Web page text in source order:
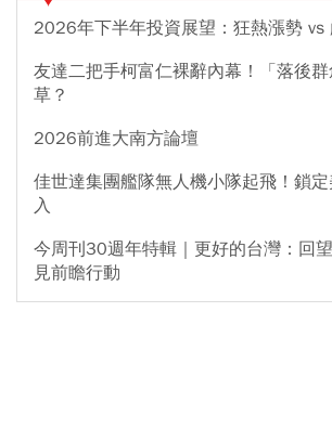
2026年下半年投資展望：狂熱漲勢 vs
友達二把手柯富仁裸辭內幕！「落後
草？
2026前進大南方論壇
佳世達集團艦隊無人機小隊起飛！鎖
入
今周刊30週年特輯｜更好的台灣：回
見前瞻行動